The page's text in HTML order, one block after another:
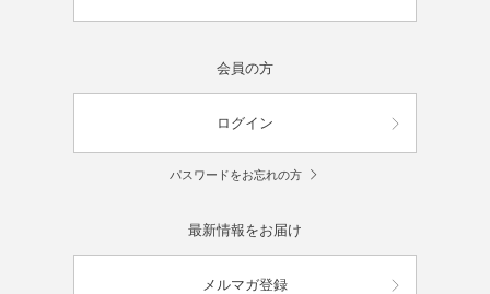
会員の方
ログイン
パスワードをお忘れの方
最新情報をお届け
メルマガ登録